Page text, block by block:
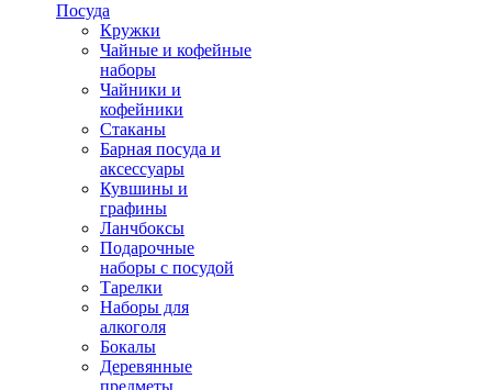
Посуда
Кружки
Чайные и кофейные
наборы
Чайники и
кофейники
Стаканы
Барная посуда и
аксессуары
Кувшины и
графины
Ланчбоксы
Подарочные
наборы с посудой
Тарелки
Наборы для
алкоголя
Бокалы
Деревянные
предметы